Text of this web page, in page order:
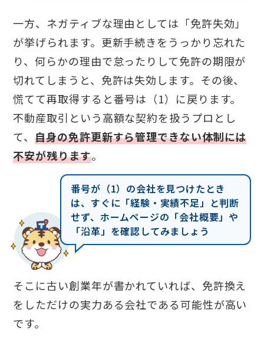
一方、ネガティブな理由としては「免許失効」
が挙げられます。更新手続きをうっかり忘れた
り、何らかの理由で怠ったりして免許の期限が
切れてしまうと、免許は失効します。その後、
慌てて再取得すると番号は（1）に戻ります。
不動産取引という高額な契約を扱うプロとし
て、自身の免許更新すら管理できない体制には
不安が残ります。
番号が（1）の会社を見つけたとき
は、すぐに「経験・実績不足」と判断
せず、ホームページの「会社概要」や
「沿革」を確認してみましょう
そこに古い創業年が書かれていれば、免許換え
をしただけの実力ある会社である可能性が高い
です。